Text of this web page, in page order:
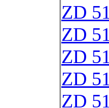
ZD
ZD
ZD
ZD
ZD